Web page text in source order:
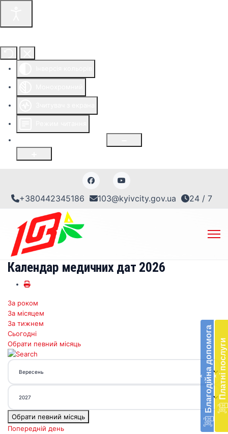
+380442345186 103@kyivcity.gov.ua 24 / 7
‹ Благодійна допомогав
‹ Платні послуги
Календар медичних дат 2026
За роком
За місяцем
За тижнем
Сьогодні
Обрати певний місяць
Обрати певний місяць
Попередній день